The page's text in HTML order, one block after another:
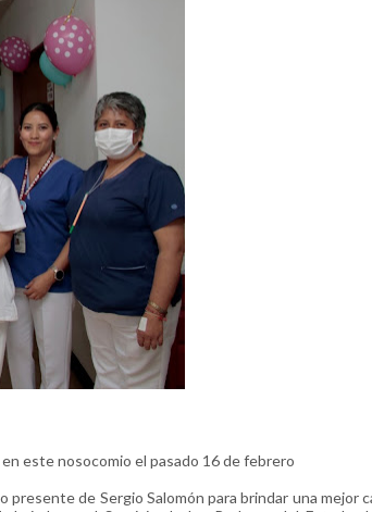
este nosocomio el pasado 16 de febrero
presente de Sergio Salomón para brindar una mejor